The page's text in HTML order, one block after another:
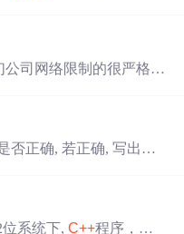
戏不能正常运行。Micro
C++库的运行时组件，
司网络限制的很严格，
，只有外文网站才有相
可以在工作时间上网。
否正确, 若正确, 写出经
为(++a) += a; D好象也
32位系统下, C
位系统下,C++程序，请